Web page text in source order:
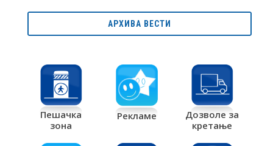
АРХИВА ВЕСТИ
Пешачка
зона
Рекламе
Дозволе за
кретање